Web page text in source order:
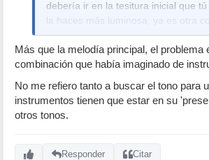
debería ir en la tesitura inicial que
la haces más luminosa, ya es otra
Más que la melodía principal, el
combinación que había imaginado de
No me refiero tanto a buscar el tono para
instrumentos tienen que estar en su
otros tonos.
Responder Citar